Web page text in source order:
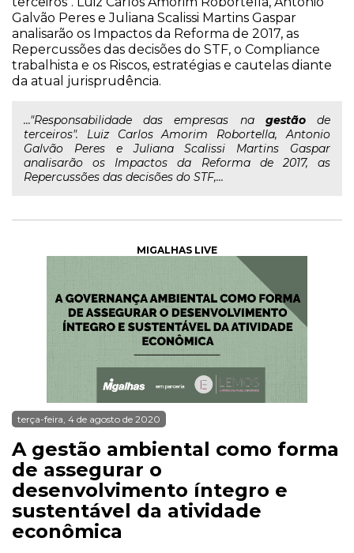
Galvão Peres e Juliana Scalissi Martins Gaspar
analisarão os Impactos da Reforma de 2017, as
Repercussões das decisões do STF, o Compliance
trabalhista e os Riscos, estratégias e cautelas diante
da atual jurisprudência.
..."Responsabilidade das empresas na gestãode
terceiros". Luiz Carlos Amorim Robortella, Antonio
Galvão Peres e Juliana Scalissi Martins Gaspar
analisarão os Impactos da Reforma de 2017, as
Repercussões das decisões do STF,...
MIGALHAS LIVE
terça-feira, 4 de agosto de 2020
A gestão ambiental como forma
de assegurar o
desenvolvimento íntegro e
sustentável da atividade
econômica